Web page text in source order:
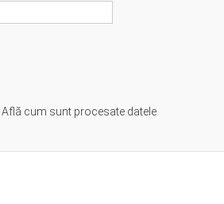
Află cum sunt procesate datele